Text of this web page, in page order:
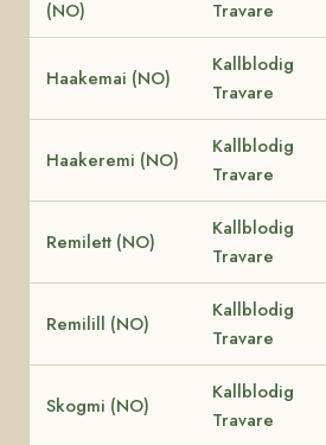
(NO) Travare
Haakemai (NO)
Kallblodig
Travare
Haakeremi (NO)
Kallblodig
Travare
Remilett (NO)
Kallblodig
Travare
Remilill (NO)
Kallblodig
Travare
Skogmi (NO)
Kallblodig
Travare